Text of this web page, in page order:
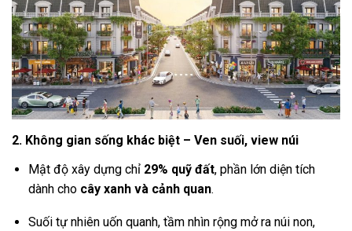
2. Không gian sống khác biệt – Ven suối, view núi
Mật độ xây dựng chỉ 29% quỹ đất, phần lớn diện tích
dành cho cây xanh và cảnh quan.
Suối tự nhiên uốn quanh, tầm nhìn rộng mở ra núi non,